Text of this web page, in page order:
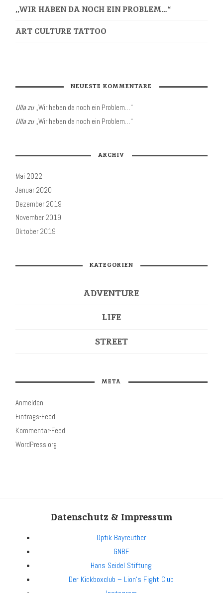
,,WIR HABEN DA NOCH EIN PROBLEM…“
ART CULTURE TATTOO
NEUESTE KOMMENTARE
Ullazu,,Wir haben da noch ein Problem…“
Ullazu,,Wir haben da noch ein Problem…“
ARCHIV
Mai 2022
Januar 2020
Dezember 2019
November 2019
Oktober 2019
KATEGORIEN
ADVENTURE
LIFE
STREET
META
Anmelden
Eintrags-Feed
Kommentar-Feed
WordPress.org
Datenschutz & Impressum
Optik Bayreuther
GNBF
Hans Seidel Stiftung
Der Kickboxclub – Lion‘s Fight Club